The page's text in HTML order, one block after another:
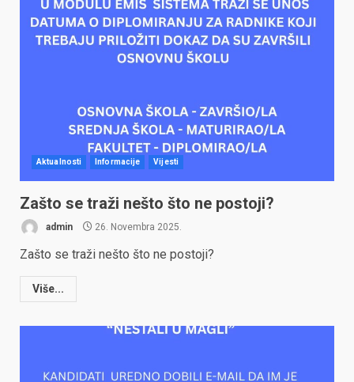
Aktualnosti Informacije Vijesti
Zašto se traži nešto što ne postoji?
admin 26. Novembra 2025.
Zašto se traži nešto što ne postoji?
Više...